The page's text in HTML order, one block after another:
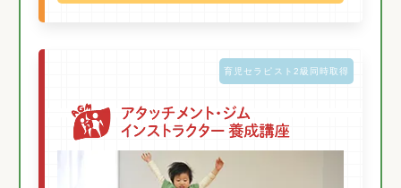
育児セラピスト2級同時取得